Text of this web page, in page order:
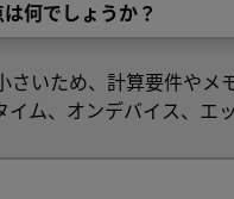
何でしょうか？
いため、計算要件や
ム、オンデバイス、エ